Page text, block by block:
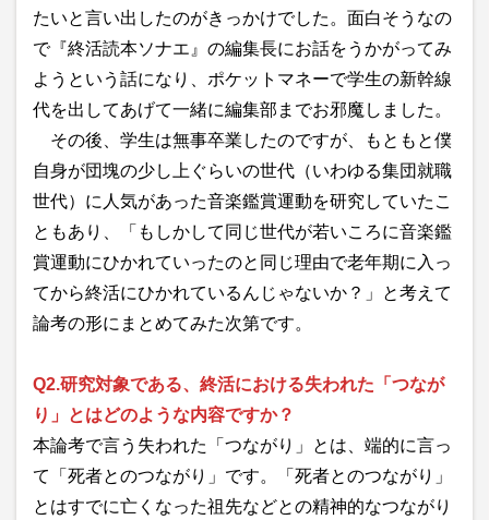
たいと言い出したのがきっかけでした。面白そうなの
で『終活読本ソナエ』の編集長にお話をうかがってみ
ようという話になり、ポケットマネーで学生の新幹線
代を出してあげて一緒に編集部までお邪魔しました。
その後、学生は無事卒業したのですが、もともと僕
自身が団塊の少し上ぐらいの世代（いわゆる集団就職
世代）に人気があった音楽鑑賞運動を研究していたこ
ともあり、「もしかして同じ世代が若いころに音楽鑑
賞運動にひかれていったのと同じ理由で老年期に入っ
てから終活にひかれているんじゃないか？」と考えて
論考の形にまとめてみた次第です。
Q2.研究対象である、終活における失われた「つなが
り」とはどのような内容ですか？
本論考で言う失われた「つながり」とは、端的に言っ
て「死者とのつながり」です。「死者とのつながり」
とはすでに亡くなった祖先などとの精神的なつながり